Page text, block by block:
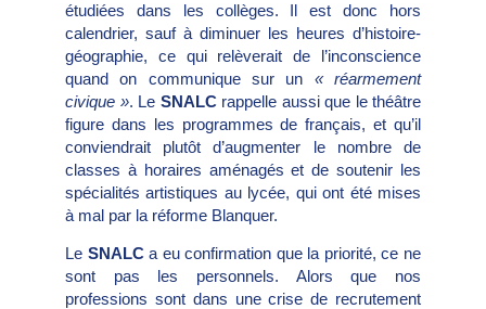
étudiées dans les collèges. Il est donc hors
calendrier, sauf à diminuer les heures d’histoire-
géographie, ce qui relèverait de l’inconscience
quand on communique sur un « réarmement
civique ». Le SNALCrappelle aussi que le théâtre
figure dans les programmes de français, et qu’il
conviendrait plutôt d’augmenter le nombre de
classes à horaires aménagés et de soutenir les
spécialités artistiques au lycée, qui ont été mises
à mal par la réforme Blanquer.
Le SNALCa eu confirmation que la priorité, ce ne
sont pas les personnels. Alors que nos
professions sont dans une crise de recrutement